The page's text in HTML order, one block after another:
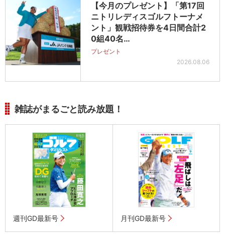
【今月のプレゼント】「第17回
ニトリレディスゴルフトーナメ
ント」観戦招待券を4日間合計2
0組40名…
プレゼント
2026.08.06
雑誌がまるごと読み放題！
週刊GD最新号 月刊GD最新号